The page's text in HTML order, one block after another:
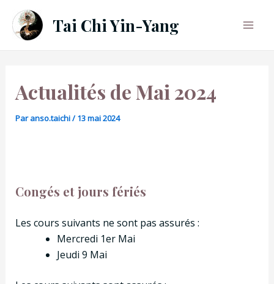
contenu
Tai Chi Yin-Yang
Actualités de Mai 2024
Paranso.taichi/13 mai 2024
Congés et jours fériés
Les cours suivants ne sont pas assurés :
Mercredi 1er Mai
Jeudi 9 Mai